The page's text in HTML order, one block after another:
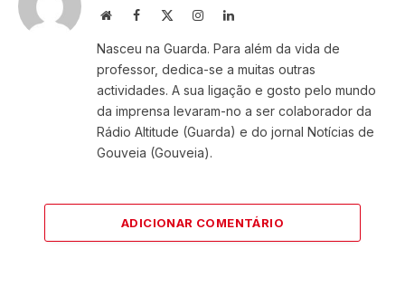
WebsiteFacebook InstagramLinkedIn
Nasceu na Guarda. Para além da vida de
professor, dedica-se a muitas outras
actividades. A sua ligação e gosto pelo mundo
da imprensa levaram-no a ser colaborador da
Rádio Altitude (Guarda) e do jornal Notícias de
Gouveia (Gouveia).
ADICIONAR COMENTÁRIO